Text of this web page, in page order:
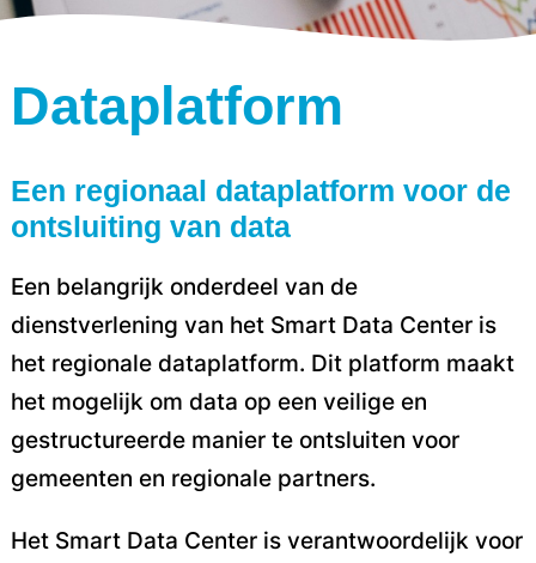
Dataplatform
Een regionaal dataplatform voor de
ontsluiting van data
Een belangrijk onderdeel van de
dienstverlening van het Smart Data Center is
het regionale dataplatform. Dit platform maakt
het mogelijk om data op een veilige en
gestructureerde manier te ontsluiten voor
gemeenten en regionale partners.
Het Smart Data Center is verantwoordelijk voor